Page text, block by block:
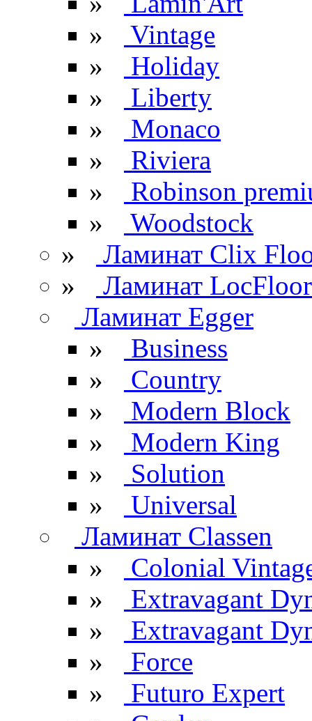
»
Vintage
»
Holiday
»
Liberty
»
Monaco
»
Riviera
»
Robinson
»
Woodstock
»
Ламинат Clix
»
Ламинат LocFloor
Ламинат Egger
»
Business
»
Country
»
Modern Block
»
Modern King
»
Solution
»
Universal
Ламинат Classen
»
Colonial
»
Extravagant
»
Extravagant
»
Force
»
Futuro Expert